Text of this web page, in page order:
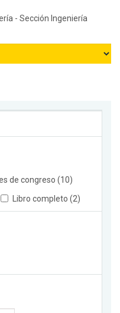
- Sección Ingeniería
de congreso (10)
Libro completo (2)